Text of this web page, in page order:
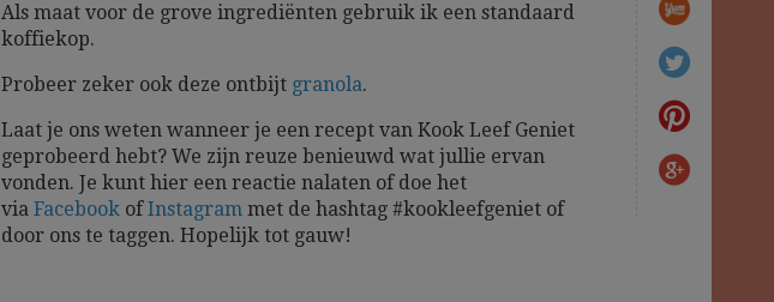
Als maat voor de grove ingrediënten gebruik ik een standaard
koffiekop.
Probeer zeker ook deze ontbijt granola.
Laat je ons weten wanneer je een recept van Kook Leef Geniet
geprobeerd hebt? We zijn reuze benieuwd wat jullie ervan
vonden. Je kunt hier een reactie nalaten of doe het
via Facebook ofInstagram met de hashtag #kookleefgeniet of
door ons te taggen. Hopelijk tot gauw!